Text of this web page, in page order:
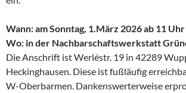
Wann: am Sonntag, 1.März 2026 ab 11 Uhr
Wo: in der Nachbarschaftswerkstatt
Die Anschrift ist Werléstr. 19 in 42289
Heckinghausen. Diese ist fußläufig
W-Oberbarmen. Dankenswerterweise